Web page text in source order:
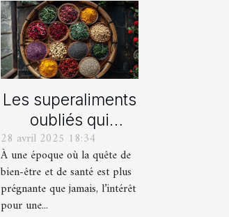
Les superaliments
oubliés qui
renforcent votre
système
immunitaire
28 avril 2025 18:34
À une époque où la quête de
bien-être et de santé est plus
prégnante que jamais, l’intérêt
pour une...